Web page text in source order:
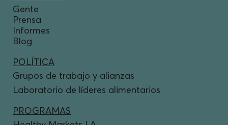
Gente
Prensa
Informes
Blog
POLÍTICA
Grupos de trabajo y alianzas
Laboratorio de líderes alimentarios
PROGRAMAS